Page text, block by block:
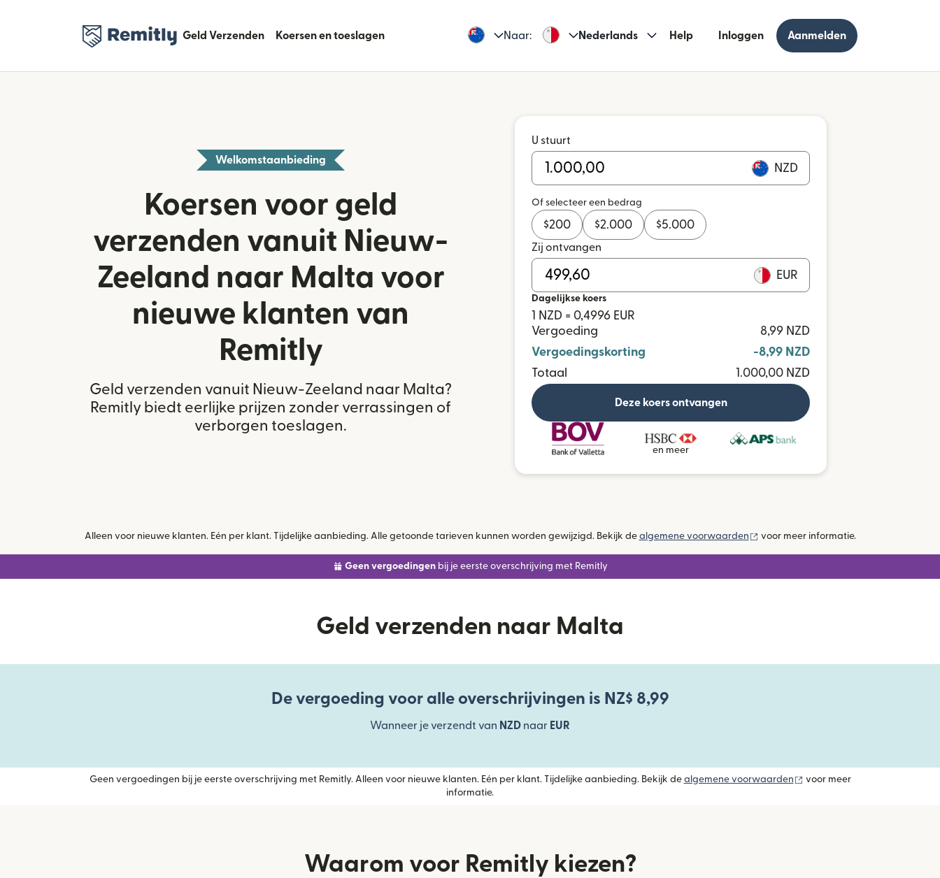
Geld Verzenden Koersen en toeslagen Naar: Nederlands Help Inloggen Aanmelden
Welkomstaanbieding
Koersen voor geld
verzenden vanuit Nieuw-
Zeeland naar Malta voor
nieuwe klanten van
Remitly
Geld verzenden vanuit Nieuw-Zeeland naar Malta?
Remitly biedt eerlijke prijzen zonder verrassingen of
verborgen toeslagen.
U stuurt
NZD
Of selecteer een bedrag
$200 $2.000 $5.000
Zij ontvangen
EUR
Dagelijkse koers
1 NZD = 0,4996 EUR
Vergoeding
8,99 NZD
Vergoedingskorting
-8,99 NZD
Totaal
1.000,00 NZD
Deze koers ontvangen
en meer
Alleen voor nieuwe klanten. Eén per klant. Tijdelijke aanbieding. Alle getoonde tarieven kunnen worden gewijzigd. Bekijk de algemene voorwaarden (wordt geopend in een nieuw venster)
voor meer informatie.
Geen vergoedingenbij je eerste overschrijving met Remitly
Geld verzenden naar Malta
De vergoeding voor alle overschrijvingen is NZ$ 8,99
Wanneer je verzendt van NZD naar EUR
Geen vergoedingen bij je eerste overschrijving met Remitly. Alleen voor nieuwe klanten. Eén per klant. Tijdelijke aanbieding. Bekijk de algemene voorwaarden (wordt geopend in een nieuw
voor meer
informatie.
Waarom voor Remitly kiezen?